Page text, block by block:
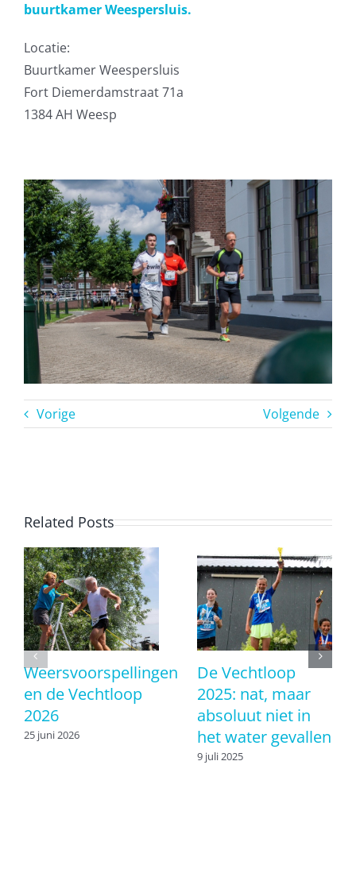
buurtkamer Weespersluis.
Locatie:
Buurtkamer Weespersluis
Fort Diemerdamstraat 71a
1384 AH Weesp
Vorige Volgende
Related Posts
Weersvoorspellingen
en de Vechtloop
2026
25 juni 2026
De Vechtloop
2025: nat, maar
absoluut niet in
het water gevallen
9 juli 2025